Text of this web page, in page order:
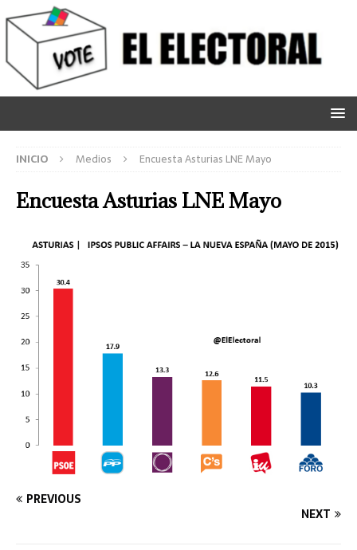
INICIO Medios Encuesta Asturias LNE Mayo
Encuesta Asturias LNE Mayo
PREVIOUS
NEXT